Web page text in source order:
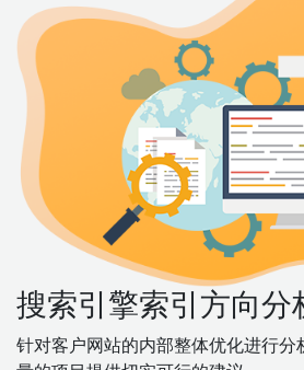
搜索引擎索引方向分
针对客户网站的内部整体优化进行分